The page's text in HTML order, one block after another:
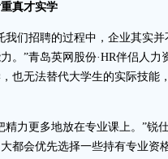
真才实学
们招聘的过程中，企业其实并
。”青岛英网股份·HR伴侣人
也无法替代大学生的实际技能
力更多地放在专业课上。”锐
都会优先选择一些持有专业资